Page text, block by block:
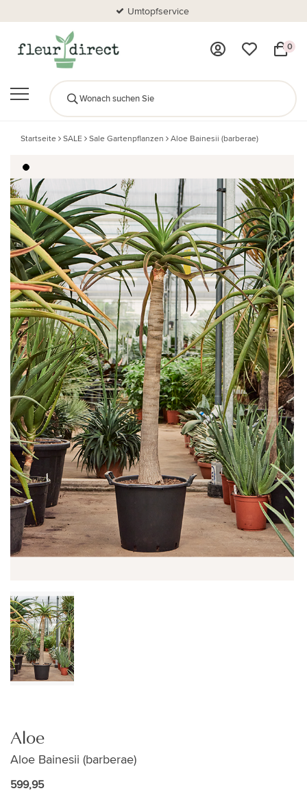
Umtopfservice
0
Startseite SALE Sale Gartenpflanzen Aloe Bainesii (barberae)
Aloe
Aloe Bainesii (barberae)
599,95